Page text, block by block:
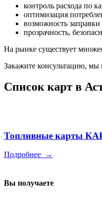
контроль расхода по
оптимизация
возможность
прозрачность,
На рынке существует
Закажите консультацию, мы
Список карт в
Топливные карты
Подробнее →
Вы получаете